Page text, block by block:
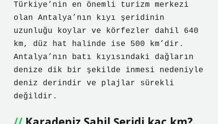
Türkiye’nin en önemli turizm merkezi
olan Antalya’nın kıyı şeridinin
uzunluğu koylar ve körfezler dahil 640
km, düz hat halinde ise 500 km’dir.
Antalya’nın batı kıyısındaki dağların
denize dik bir şekilde inmesi nedeniyle
deniz derindir ve plajlar sürekli
değildir.